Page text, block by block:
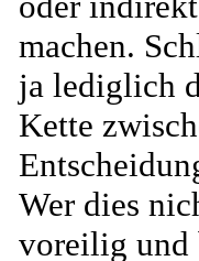
machen.
ja lediglich
Kette
Wer dies
voreilig und